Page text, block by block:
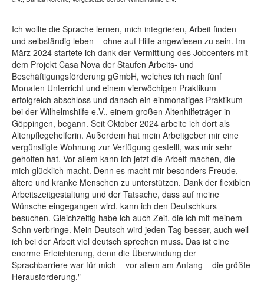
Ich wollte die Sprache lernen, mich integrieren, Arbeit finden
und selbständig leben – ohne auf Hilfe angewiesen zu sein. Im
März 2024 startete ich dank der Vermittlung des Jobcenters mit
dem Projekt Casa Nova der Staufen Arbeits- und
Beschäftigungsförderung gGmbH, welches ich nach fünf
Monaten Unterricht und einem vierwöchigen Praktikum
erfolgreich abschloss und danach ein einmonatiges Praktikum
bei der Wilhelmshilfe e.V., einem großen Altenhilfeträger in
Göppingen, begann. Seit Oktober 2024 arbeite ich dort als
Altenpflegehelferin. Außerdem hat mein Arbeitgeber mir eine
vergünstigte Wohnung zur Verfügung gestellt, was mir sehr
geholfen hat. Vor allem kann ich jetzt die Arbeit machen, die
mich glücklich macht. Denn es macht mir besonders Freude,
ältere und kranke Menschen zu unterstützen. Dank der flexiblen
Arbeitszeitgestaltung und der Tatsache, dass auf meine
Wünsche eingegangen wird, kann ich den Deutschkurs
besuchen. Gleichzeitig habe ich auch Zeit, die ich mit meinem
Sohn verbringe. Mein Deutsch wird jeden Tag besser, auch weil
ich bei der Arbeit viel deutsch sprechen muss. Das ist eine
enorme Erleichterung, denn die Überwindung der
Sprachbarriere war für mich – vor allem am Anfang – die größte
Herausforderung."